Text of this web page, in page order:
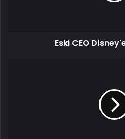
Eski CEO